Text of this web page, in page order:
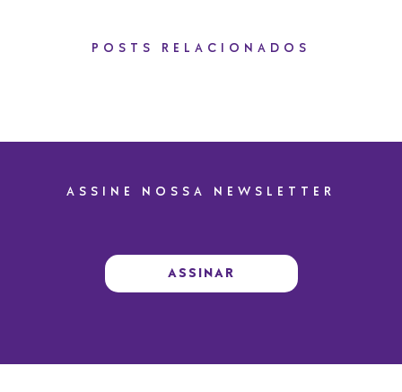
POSTS RELACIONADOS
ASSINE NOSSA NEWSLETTER
ASSINAR